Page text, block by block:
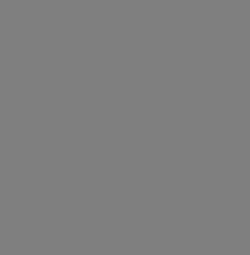
sahip olmak önemlidir, ancak
büyük hem de küçük yemek